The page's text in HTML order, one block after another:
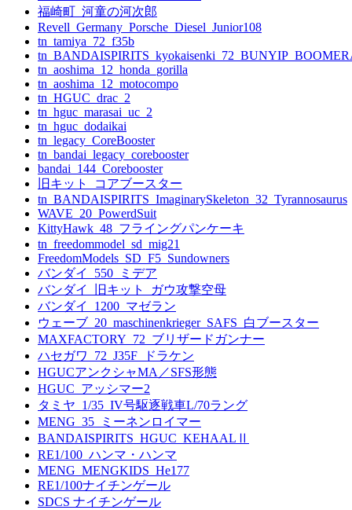
福崎町_河童の河次郎
Revell_Germany_Porsche_Diesel_Junior108
tn_tamiya_72_f35b
tn_aoshima_12_honda_gorilla
tn_aoshima_12_motocompo
tn_HGUC_drac_2
tn_hguc_marasai_uc_2
tn_hguc_dodaikai
tn_legacy_CoreBooster
tn_bandai_legacy_corebooster
bandai_144_Corebooster
旧キット_コアブースター
tn_BANDAISPIRITS_ImaginarySkeleton_32_Tyrannosaurus
WAVE_20_PowerdSuit
KittyHawk_48_フライングパンケーキ
tn_freedommodel_sd_mig21
FreedomModels_SD_F5_Sundowners
バンダイ_550_ミデア
バンダイ_旧キット_ガウ攻撃空母
バンダイ_1200_マゼラン
ウェーブ_20_maschinenkrieger_SAFS_白ブースター
MAXFACTORY_72_ブリザードガンナー
ハセガワ_72_J35F_ドラケン
HGUCアンクシャMA／SFS形態
HGUC_アッシマー2
タミヤ_1/35_IV号駆逐戦車L/70ラング
MENG_35_ミーネンロイマー
BANDAISPIRITS_HGUC_KEHAALⅡ
RE1/100_ハンマ・ハンマ
MENG_MENGKIDS_He177
RE1/100ナイチンゲール
SDCS ナイチンゲール